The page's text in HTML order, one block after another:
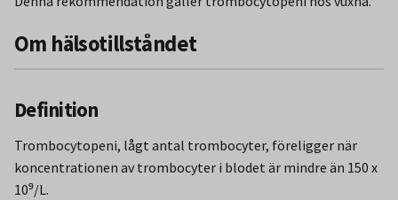
Om hälsotillståndet
Definition
Trombocytopeni, lågt antal trombocyter, föreligger när
koncentrationen av trombocyter i blodet är mindre än 150 x
10⁹/L.